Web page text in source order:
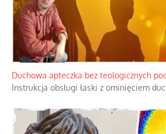
Duchowa apteczka bez teologicznych
Instrukcja obsługi łaski z ominięciem